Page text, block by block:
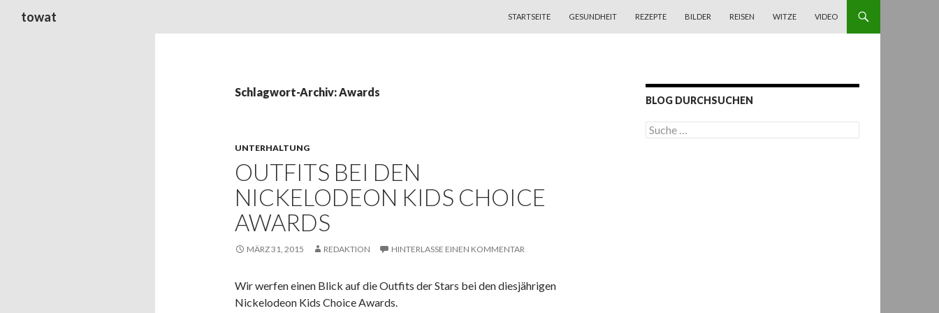
towat
STARTSEITE
GESUNDHEIT REZEPTE BILDER REISEN WITZE VIDEO
Schlagwort-Archiv: Awards
UNTERHALTUNG
OUTFITS BEI DEN
NICKELODEON KIDS CHOICE
AWARDS
MÄRZ 31, 2015 REDAKTION HINTERLASSE EINEN KOMMENTAR
Wir werfen einen Blick auf die Outfits der Stars bei den diesjährigen
Nickelodeon Kids Choice Awards.
BLOG DURCHSUCHEN
S
u